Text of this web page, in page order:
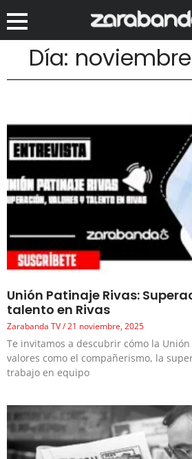
Día: noviembre
Unión Patinaje Rivas:
talento en Rivas
Zarabanda TV 21 noviembre, 2025
Te invitamos a descubrir cómo la
valores como el compañerismo, la
trabajo en equipo